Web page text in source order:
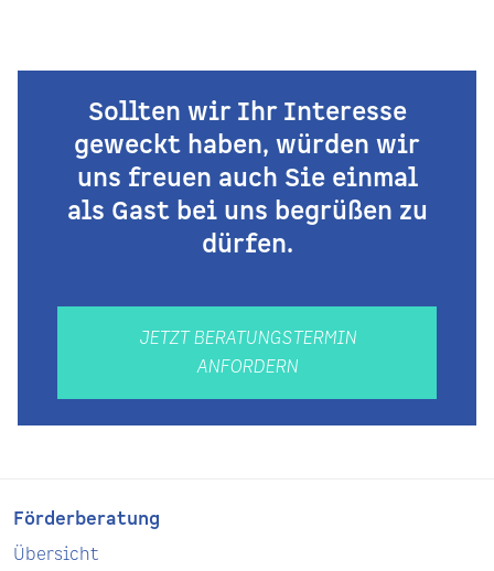
Sollten wir Ihr Interesse
geweckt haben, würden wir
uns freuen auch Sie einmal
als Gast bei uns begrüßen zu
dürfen.
JETZT BERATUNGSTERMIN
ANFORDERN
Förderberatung
Übersicht